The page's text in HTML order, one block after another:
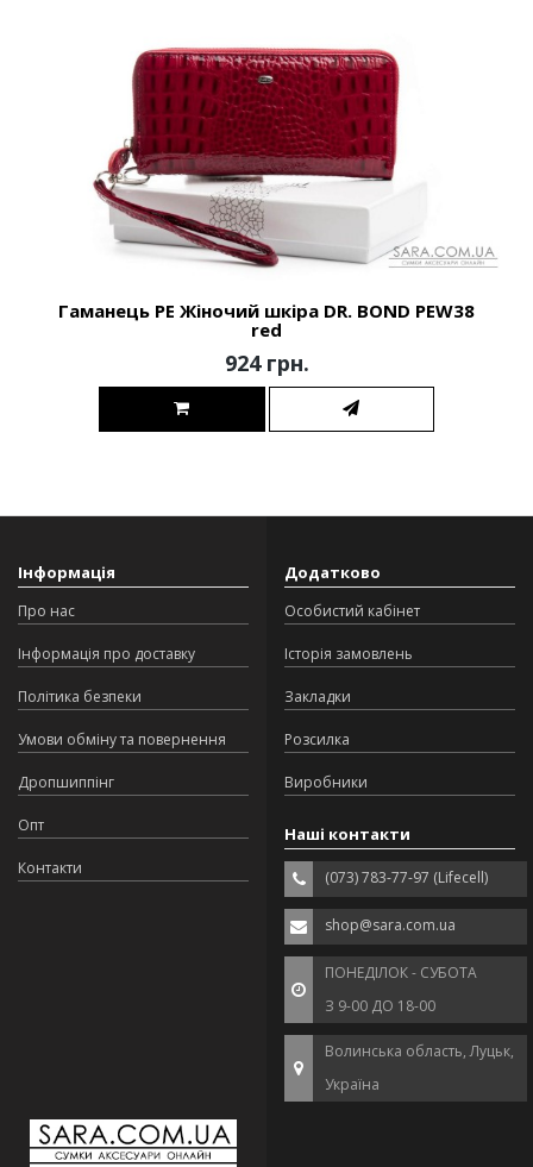
Гаманець PE Жіночий шкіра DR. BOND PEW38
red
924 грн.
Інформація
Про нас
Інформація про доставку
Політика безпеки
Умови обміну та повернення
Дропшиппінг
Опт
Контакти
Додатково
Особистий кабінет
Історія замовлень
Закладки
Розсилка
Виробники
Наші контакти
(073) 783-77-97 (Lifecell)
shop@sara.com.ua
ПОНЕДІЛОК - СУБОТА
З 9-00 ДО 18-00
Волинська область, Луцьк,
Україна